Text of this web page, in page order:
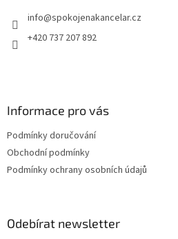
info@spokojenakancelar.cz
+420 737 207 892
Informace pro vás
Podmínky doručování
Obchodní podmínky
Podmínky ochrany osobních údajů
Odebírat newsletter